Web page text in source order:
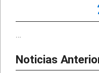
Noticias